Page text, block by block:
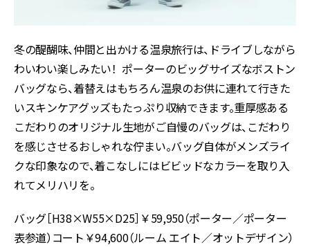
冬の醍醐味、仲間と出かける温泉旅行は、ドライブしながら
わいわい楽しみたい！ ポーターのビッグサイズなボストン
バッグなら、着替えはもちろん温泉のお供に連れて行きた
いスキンケアグッズもたっぷり収納できます。重厚感ある
こだわりのオリジナル生地がご自慢のバッグは、こだわり
を感じさせるおしゃれな佇まい。バッグ自体がメンズライ
クな印象なので、着こなしにはビビッドなカラーを取り入
れてメリハリを。
バッグ［H38×W55×D25］￥59,950（ポーター／ポーター
表参道）コート￥94,600（ルーム エイト／オットデザイン）